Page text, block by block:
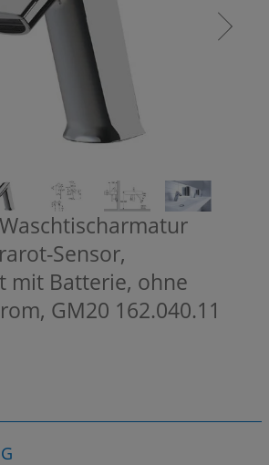
Sensor,
mit Batterie, ohne
GM20 162.040.11